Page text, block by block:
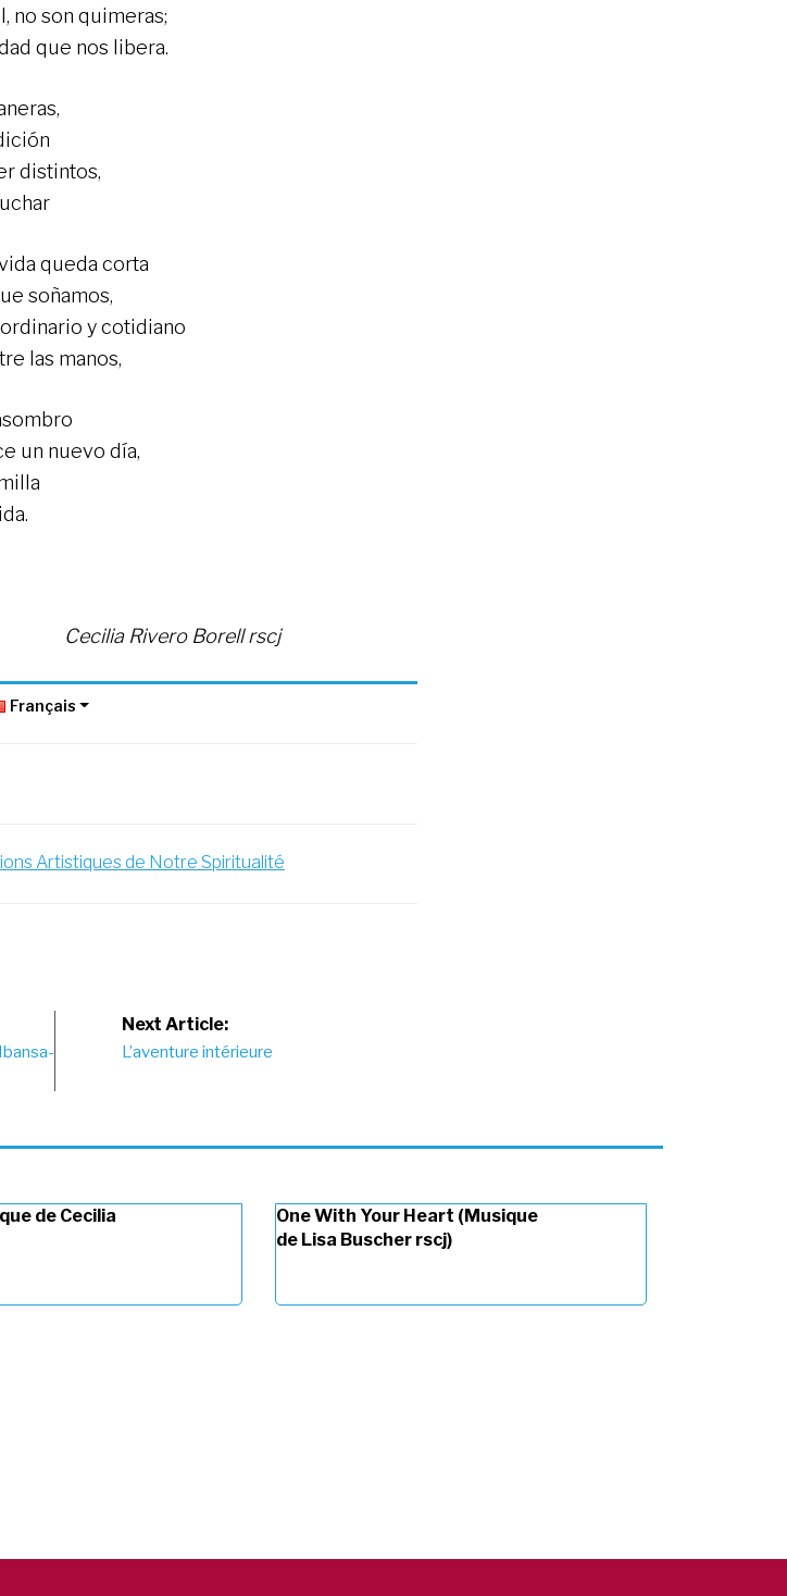
no son quimeras;
que nos libera.
distintos,
queda corta
soñamos,
y cotidiano
las manos,
un nuevo día,
Cecilia Rivero Borell rscj
Français
Artistiques de Notre Spiritualité
Next Article:
L’aventure intérieure
de Cecilia
One With Your Heart (Musique
de Lisa Buscher rscj)